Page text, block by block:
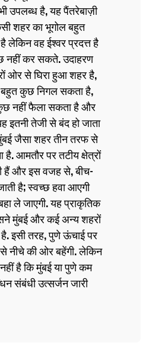
उपलब्ध है, यह पैंतरेबाज़ी
शहर का भूगोल बहुत
है लेकिन वह ईश्वर प्रदत्त है
कर सकते. उदाहरण
ओर से घिरा हुआ शहर है,
कुछ निगल सकता है,
नहीं फैला सकता है और
इतनी तेजी से बंद हो जाता
जैसा शहर तीन तरफ से
आमतौर पर तटीय क्षेत्रों
हैं और इस वजह से, बीच-
है; स्वच्छ हवा आएगी
ले जाएगी. यह प्राकृतिक
मुंबई और कई अन्य शहरों
है. इसी तरह, पुणे ऊंचाई पर
नीचे की ओर बहेंगी. लेकिन
है कि मुंबई या पुणे कम
संबंधी उत्सर्जन जारी